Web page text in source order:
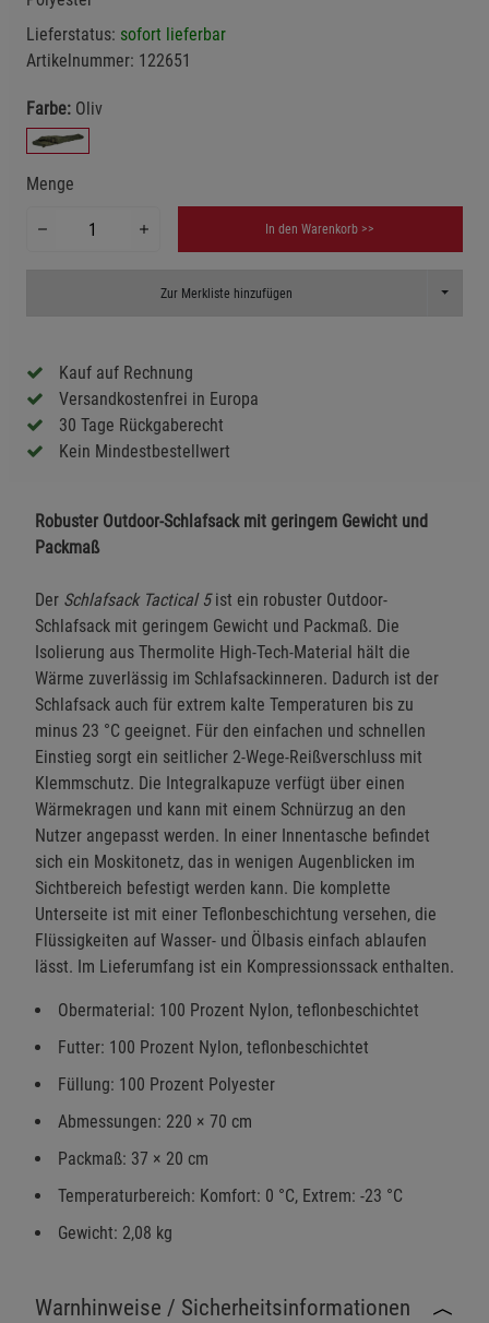
Lieferstatus: sofort lieferbar
Artikelnummer: 122651
Farbe: Oliv
Menge
In den Warenkorb >>
Zur Merkliste hinzufügen Toggle
Kauf auf Rechnung
Versandkostenfrei in Europa
30 Tage Rückgaberecht
Kein Mindestbestellwert
Robuster Outdoor-Schlafsack mit geringem Gewicht und
Packmaß
Der Schlafsack Tactical 5ist ein robuster Outdoor-
Schlafsack mit geringem Gewicht und Packmaß. Die
Isolierung aus Thermolite High-Tech-Material hält die
Wärme zuverlässig im Schlafsackinneren. Dadurch ist der
Schlafsack auch für extrem kalte Temperaturen bis zu
minus 23 °C geeignet. Für den einfachen und schnellen
Einstieg sorgt ein seitlicher 2-Wege-Reißverschluss mit
Klemmschutz. Die Integralkapuze verfügt über einen
Wärmekragen und kann mit einem Schnürzug an den
Nutzer angepasst werden. In einer Innentasche befindet
sich ein Moskitonetz, das in wenigen Augenblicken im
Sichtbereich befestigt werden kann. Die komplette
Unterseite ist mit einer Teflonbeschichtung versehen, die
Flüssigkeiten auf Wasser- und Ölbasis einfach ablaufen
lässt. Im Lieferumfang ist ein Kompressionssack enthalten.
Obermaterial: 100 Prozent Nylon, teflonbeschichtet
Futter: 100 Prozent Nylon, teflonbeschichtet
Füllung: 100 Prozent Polyester
Abmessungen: 220 × 70 cm
Packmaß: 37 × 20 cm
Temperaturbereich: Komfort: 0 °C, Extrem: -23 °C
Gewicht: 2,08 kg
Warnhinweise / Sicherheitsinformationen